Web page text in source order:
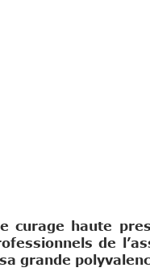
curage haute
de
grande